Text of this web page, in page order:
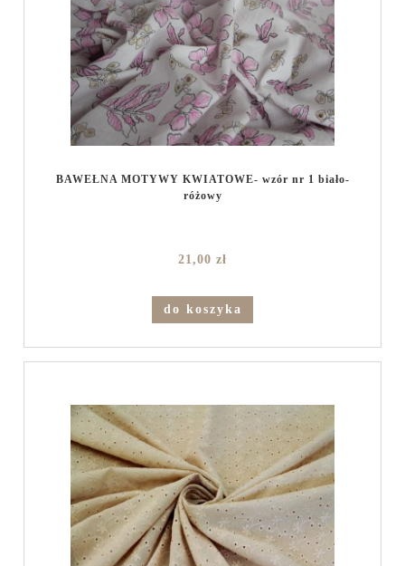
BAWEŁNA MOTYWY KWIATOWE- wzór nr 1 biało-
różowy
21,00 zł
do koszyka